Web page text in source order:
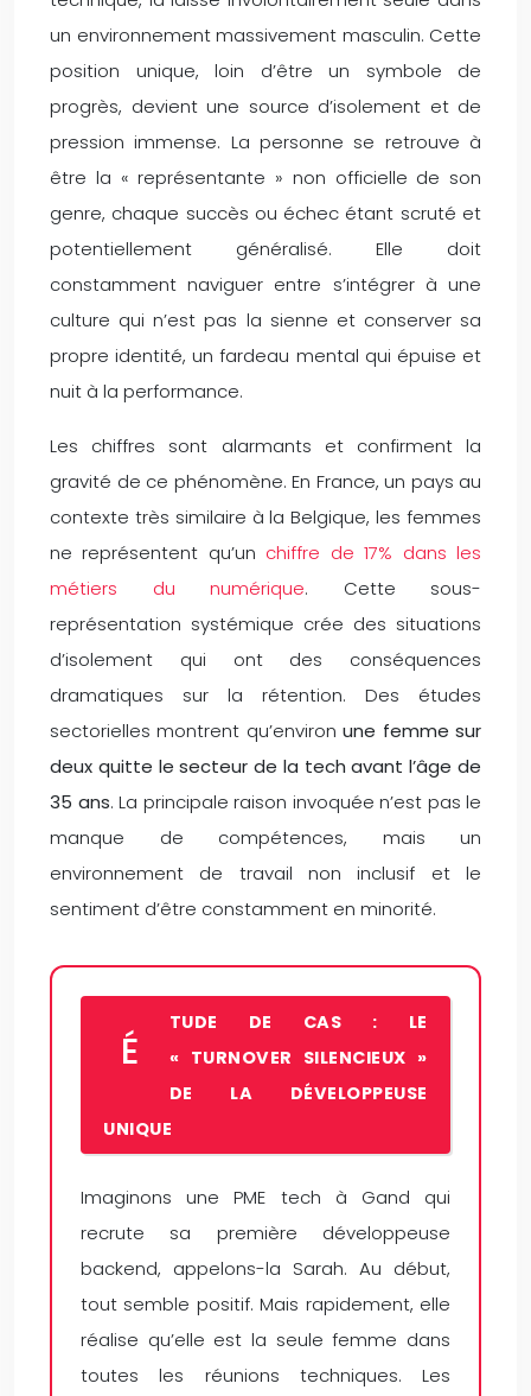
un environnement massivement masculin. Cette
position unique, loin d’être un symbole de
progrès, devient une source d’isolement et de
pression immense. La personne se retrouve à
être la « représentante » non officielle de son
genre, chaque succès ou échec étant scruté et
potentiellement généralisé. Elle doit
constamment naviguer entre s’intégrer à une
culture qui n’est pas la sienne et conserver sa
propre identité, un fardeau mental qui épuise et
nuit à la performance.
Les chiffres sont alarmants et confirment la
gravité de ce phénomène. En France, un pays au
contexte très similaire à la Belgique, les femmes
ne représentent qu’un chiffre de 17% dans les
métiers du numérique. Cette sous-
représentation systémique crée des situations
d’isolement qui ont des conséquences
dramatiques sur la rétention. Des études
sectorielles montrent qu’environune femme sur
deux quitte le secteur de la tech avant l’âge de
35 ans. La principale raison invoquée n’est pas le
manque de compétences, mais un
environnement de travail non inclusif et le
sentiment d’être constamment en minorité.
É
TUDE DE CAS : LE
« TURNOVER SILENCIEUX »
DE LA DÉVELOPPEUSE
UNIQUE
Imaginons une PME tech à Gand qui
recrute sa première développeuse
backend, appelons-la Sarah. Au début,
tout semble positif. Mais rapidement, elle
réalise qu’elle est la seule femme dans
toutes les réunions techniques. Les